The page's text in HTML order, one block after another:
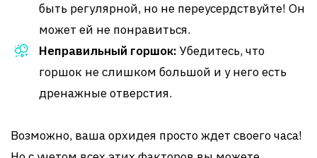
быть регулярной, но не переусердствуйте! Он
может ей не понравиться.
Неправильный горшок: Убедитесь, что
горшок не слишком большой и у него есть
дренажные отверстия.
Возможно, ваша орхидея просто ждет своего часа!